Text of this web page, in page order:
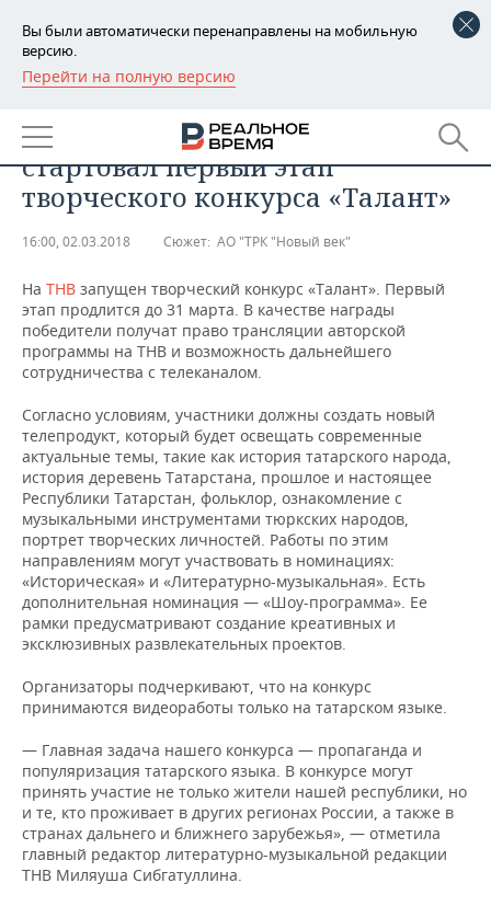
Вы были автоматически перенаправлены на мобильную
версию.
Перейти на полную версию
РЕГИОНЫ
БАШКОРТОСТАН
ТАТАРСТАН
НОВОСТИ
АНАЛИТИКА
ДЕКЛАРАЦИИ О ДОХОДАХ
КОРОЛИ ГОСЗАКАЗА ПФО
ВУЗЫ ТАТАРСТАНА
КОМУ ПРИНАДЛЕЖАТ
ТОРГОВЫЕ ЦЕНТРЫ
ТАТАРСТАНА
НОВОСТИ ЭКОНОМИКИ
ФИНАНСЫ
БАНКИ
БЮДЖЕТ
ИНВЕСТИЦИИ
ПРОМЫШЛЕННОСТЬ
НОВОСТИ
ПРОМЫШЛЕННОСТИ
МАШИНОСТРОЕНИЕ
НЕФТЕХИМИЯ
НЕФТЬ
ОПК
ЭНЕРГЕТИКА
НЕДВИЖИМОСТЬ
НОВОСТИ НЕДВИЖИМОСТИ
АВТО
НОВОСТИ АВТО
БИЗНЕС
НОВОСТИ БИЗНЕСА
РОЗНИЧНАЯ ТОРГОВЛЯ
ТРАНСПОРТ
УСЛУГИ
ТЕХНОЛОГИИ
НОВОСТИ ТЕХНОЛОГИЙ
IT
МЕДИА
ТЕЛЕКОММУНИКАЦИИ
МЕРОПРИЯТИЯ
НОВОСТИ МЕРОПРИЯТИЙ
ВЫЕЗДНАЯ РЕДАКЦИЯ
БИЗНЕС-БРАНЧИ
ОТКРЫТАЯ ЛЕКЦИЯ
СПОРТ
НОВОСТИ СПОРТА
ФУТБОЛ
БАСКЕТБОЛ
ВОЛЕЙБОЛ
КИБЕРСПОРТ
ОБЩЕСТВО
НОВОСТИ ОБЩЕСТВА
ИНФРАСТРУКТУРА
ИСТОРИЯ
КУЛЬТУРА
ФОТОГАЛЕРЕЯ
СПРАВОЧНИК
СПИСОК ПЕРСОН
СПИСОК КОМПАНИЙ
ПОЛНАЯ ВЕРСИЯ
На телеканале «Новый век»
стартовал первый этап
творческого конкурса «Талант»
16:00, 02.03.2018 Сюжет: АО "ТРК "Новый век"
На ТНВ запущен творческий конкурс «Талант». Первый
этап продлится до 31 марта. В качестве награды
победители получат право трансляции авторской
программы на ТНВ и возможность дальнейшего
сотрудничества с телеканалом.
Согласно условиям, участники должны создать новый
телепродукт, который будет освещать современные
актуальные темы, такие как история татарского народа,
история деревень Татарстана, прошлое и настоящее
Республики Татарстан, фольклор, ознакомление с
музыкальными инструментами тюркских народов,
портрет творческих личностей. Работы по этим
направлениям могут участвовать в номинациях:
«Историческая» и «Литературно-музыкальная». Есть
дополнительная номинация — «Шоу-программа». Ее
рамки предусматривают создание креативных и
эксклюзивных развлекательных проектов.
Организаторы подчеркивают, что на конкурс
принимаются видеоработы только на татарском языке.
— Главная задача нашего конкурса — пропаганда и
популяризация татарского языка. В конкурсе могут
принять участие не только жители нашей республики, но
и те, кто проживает в других регионах России, а также в
странах дальнего и ближнего зарубежья», — отметила
главный редактор литературно-музыкальной редакции
ТНВ Миляуша Сибгатуллина.